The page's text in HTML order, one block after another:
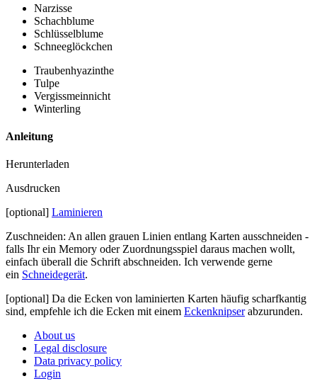
Narzisse
Schachblume
Schlüsselblume
Schneeglöckchen
Traubenhyazinthe
Tulpe
Vergissmeinnicht
Winterling
Anleitung
Herunterladen
Ausdrucken
[optional] Laminieren
Zuschneiden: An allen grauen Linien entlang Karten ausschneiden -
falls Ihr ein Memory oder Zuordnungsspiel daraus machen wollt,
einfach überall die Schrift abschneiden. Ich verwende gerne
ein Schneidegerät.
[optional] Da die Ecken von laminierten Karten häufig scharfkantig
sind, empfehle ich die Ecken mit einem Eckenknipserabzurunden.
About us
Legal disclosure
Data privacy policy
Login